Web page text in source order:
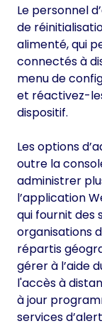
Le personnel
de
alimenté, qui
connectés à
menu de
et réactivez-
dispositif.
Les options
outre la
administrer
l’application
qui fournit des
organisations
répartis
gérer à l’aide
l'accès à
à jour
services